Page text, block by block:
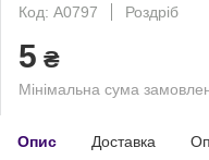
Код: A0797
Роздріб
5 ₴
Мінімальна сума
Опис Доставка